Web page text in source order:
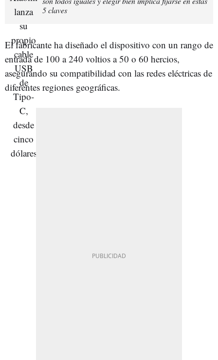
5 claves
El fabricante ha diseñado el dispositivo con un rango de
entrada de 100 a 240 voltios a 50 o 60 hercios,
asegurando su compatibilidad con las redes eléctricas de
diferentes regiones geográficas.